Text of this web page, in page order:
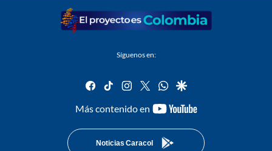
Síguenos en:
facebook
tiktok instagram
twitterwhatsapp
google
Más contenido en
youtube-
Noticias Caracol